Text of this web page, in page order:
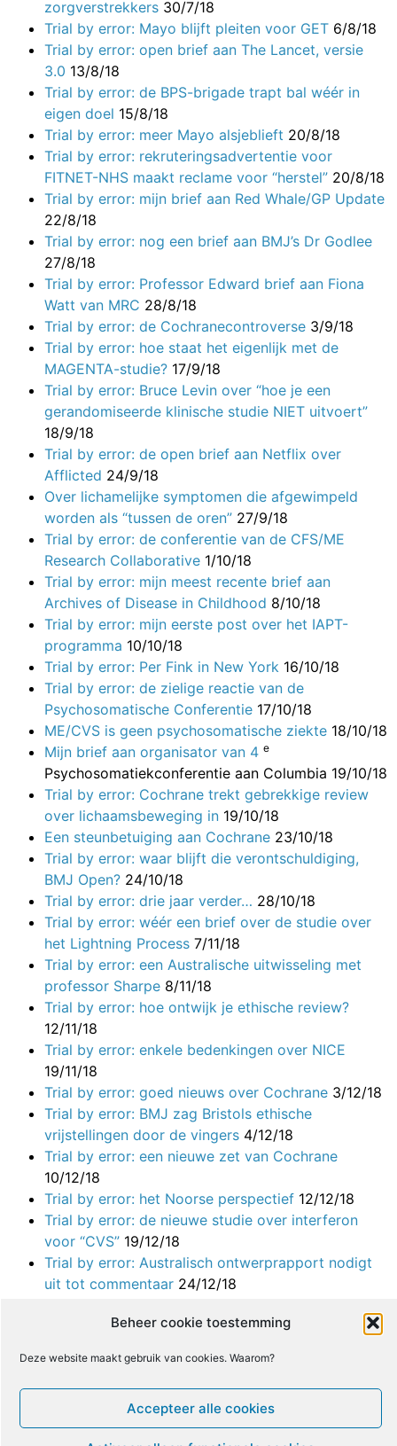
Beheer cookie toestemming
Deze website maakt gebruik van cookies. Waarom?
Accepteer alle cookies
zorgverstrekkers 30/7/18
Trial by error: Mayo blijft pleiten voor GET 6/8/18
Trial by error: open brief aan The Lancet, versie
3.0 13/8/18
Trial by error: de BPS-brigade trapt bal wéér in
eigen doel 15/8/18
Trial by error: meer Mayo alsjeblieft 20/8/18
Trial by error: rekruteringsadvertentie voor
FITNET-NHS maakt reclame voor “herstel” 20/8/18
Trial by error: mijn brief aan Red Whale/GP Update
22/8/18
Trial by error: nog een brief aan BMJ’s Dr Godlee
27/8/18
Trial by error: Professor Edward brief aan Fiona
Watt van MRC 28/8/18
Trial by error: de Cochranecontroverse 3/9/18
Trial by error: hoe staat het eigenlijk met de
MAGENTA-studie? 17/9/18
Trial by error: Bruce Levin over “hoe je een
gerandomiseerde klinische studie NIET uitvoert”
18/9/18
Trial by error: de open brief aan Netflix over
Afflicted 24/9/18
Over lichamelijke symptomen die afgewimpeld
worden als “tussen de oren” 27/9/18
Trial by error: de conferentie van de CFS/ME
Research Collaborative 1/10/18
Trial by error: mijn meest recente brief aan
Archives of Disease in Childhood 8/10/18
Trial by error: mijn eerste post over het IAPT-
programma 10/10/18
Trial by error: Per Fink in New York 16/10/18
Trial by error: de zielige reactie van de
Psychosomatische Conferentie 17/10/18
ME/CVS is geen psychosomatische ziekte 18/10/18
Mijn brief aan organisator van 4 e
Psychosomatiekconferentie aan Columbia 19/10/18
Trial by error: Cochrane trekt gebrekkige review
over lichaamsbeweging in 19/10/18
Een steunbetuiging aan Cochrane 23/10/18
Trial by error: waar blijft die verontschuldiging,
BMJ Open? 24/10/18
Trial by error: drie jaar verder… 28/10/18
Trial by error: wéér een brief over de studie over
het Lightning Process 7/11/18
Trial by error: een Australische uitwisseling met
professor Sharpe 8/11/18
Trial by error: hoe ontwijk je ethische review?
12/11/18
Trial by error: enkele bedenkingen over NICE
19/11/18
Trial by error: goed nieuws over Cochrane 3/12/18
Trial by error: BMJ zag Bristols ethische
vrijstellingen door de vingers 4/12/18
Trial by error: een nieuwe zet van Cochrane
10/12/18
Trial by error: het Noorse perspectief 12/12/18
Trial by error: de nieuwe studie over interferon
voor “CVS” 19/12/18
Trial by error: Australisch ontwerprapport nodigt
uit tot commentaar 24/12/18
zeggen patiënten tegen NIH26/12/18
de studie over het Lightning Process
Trial by error: verdere bedenkingen over de
interferonstudie7/1/19
Trial by error: weer een Parlementair Debat voor